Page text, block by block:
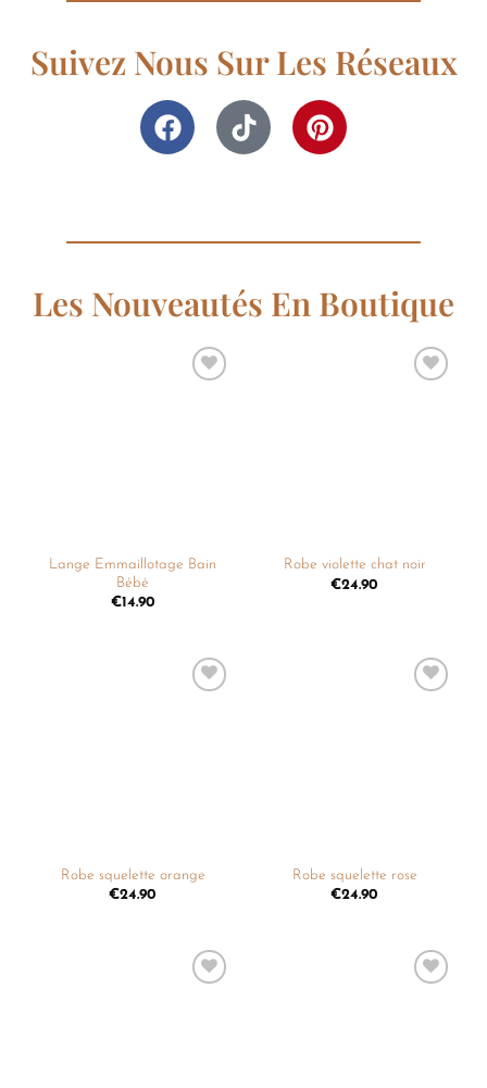
Suivez Nous Sur Les Réseaux
Les Nouveautés En Boutique
Lange Emmaillotage Bain
Bébé
€14.90
Robe violette chat noir
€24.90
Robe squelette orange
€24.90
Robe squelette rose
€24.90